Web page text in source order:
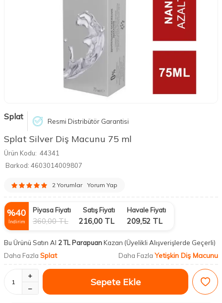
Splat Resmi Distribütör Garantisi
Splat Silver Diş Macunu 75 ml
Ürün Kodu: 44341
Barkod: 4603014009807
2 Yorumlar Yorum Yap
%40
İndirim
Piyasa Fiyatı
360,00TL
Satış Fiyatı
216,00 TL
Havale Fiyatı
209,52 TL
Bu Ürünü Satın Al 2 TL ParapuanKazan (Üyelikli Alışverişlerde Geçerli)
Daha Fazla Splat Daha Fazla Yetişkin Diş Macunu
Sepete Ekle